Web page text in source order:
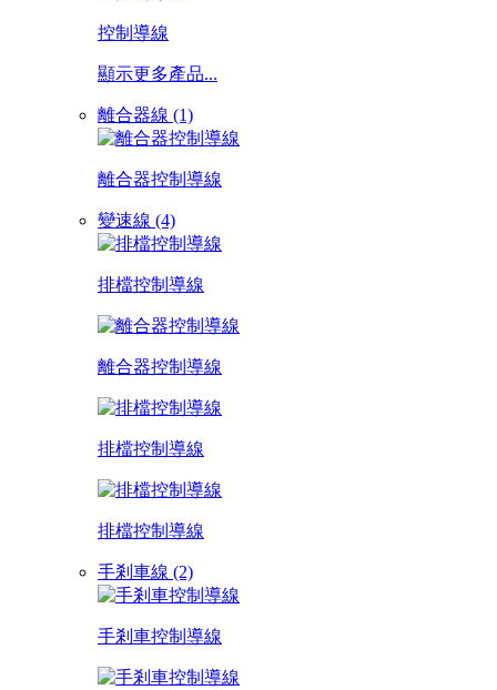
控制導線
顯示更多產品...
離合器線 (1)
離合器控制導線
變速線 (4)
排檔控制導線
離合器控制導線
排檔控制導線
排檔控制導線
手剎車線 (2)
手剎車控制導線